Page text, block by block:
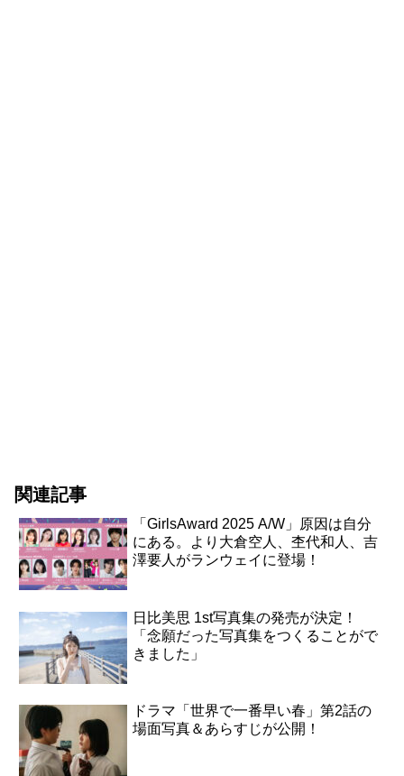
関連記事
「GirlsAward 2025 A/W」原因は自分
にある。より大倉空人、杢代和人、吉
澤要人がランウェイに登場！
日比美思 1st写真集の発売が決定！
「念願だった写真集をつくることがで
きました」
ドラマ「世界で一番早い春」第2話の
場面写真＆あらすじが公開！